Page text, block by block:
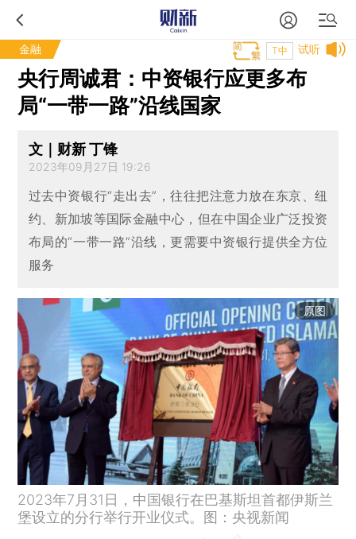
金融 试听
T中
央行周诚君：中资银行应更多布
局“一带一路”沿线国家
文｜财新 丁锋
2023年09月27日 19:26
过去中资银行“走出去”，往往把注意力放在东京、纽
约、新加坡等国际金融中心，但在中国企业广泛投资
布局的“一带一路”沿线，更需要中资银行提供全方位
服务
原图
2023年7月31日，中国银行在巴基斯坦首都伊斯兰
堡设立的分行举行开业仪式。图：央视新闻